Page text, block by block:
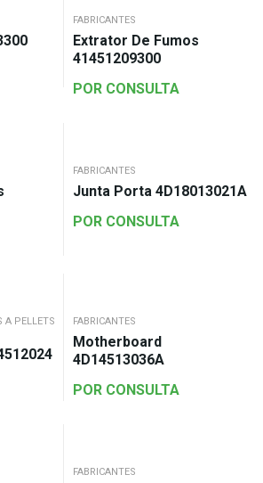
FABRICANTES
Extrator De Fumos
41451209300
POR CONSULTA
FABRICANTES
Junta Porta 4D18013021A
POR CONSULTA
A PELLETS
FABRICANTES
Motherboard
4D14513036A
POR CONSULTA
FABRICANTES